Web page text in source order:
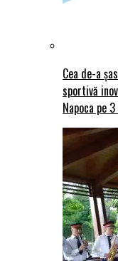
Cea de-a
sportivă
Napoca pe